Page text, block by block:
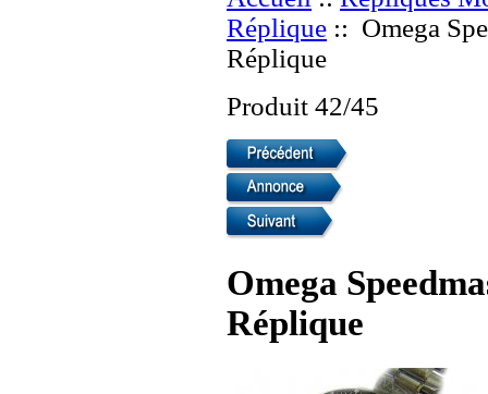
Réplique :: Omega
Réplique
Produit 42/45
Omega
Réplique